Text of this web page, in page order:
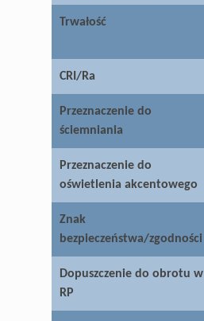
Trwałość
CRI/Ra
Przeznaczenie do
ściemniania
Przeznaczenie do
oświetlenia akcentowego
Znak
bezpieczeństwa/zgodności
Dopuszczenie do obrotu w
RP